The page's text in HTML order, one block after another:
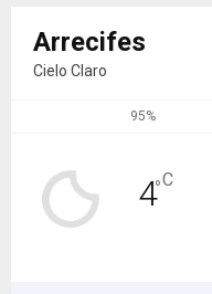
Arrecifes
Cielo Claro
95%
4°C